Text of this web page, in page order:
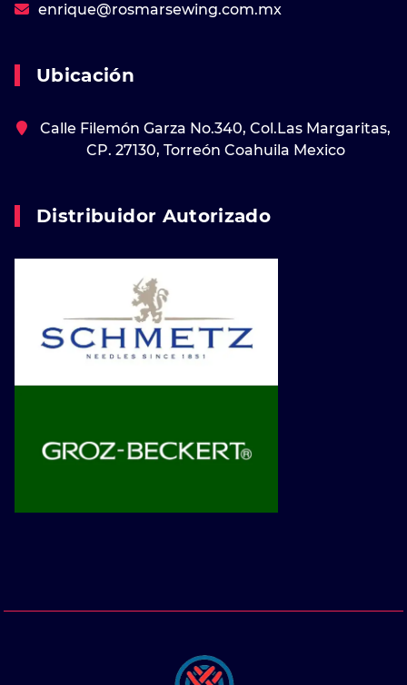
enrique@rosmarsewing.com.mx
Ubicación
Calle Filemón Garza No.340, Col.Las Margaritas,
CP. 27130, Torreón Coahuila Mexico
Distribuidor Autorizado